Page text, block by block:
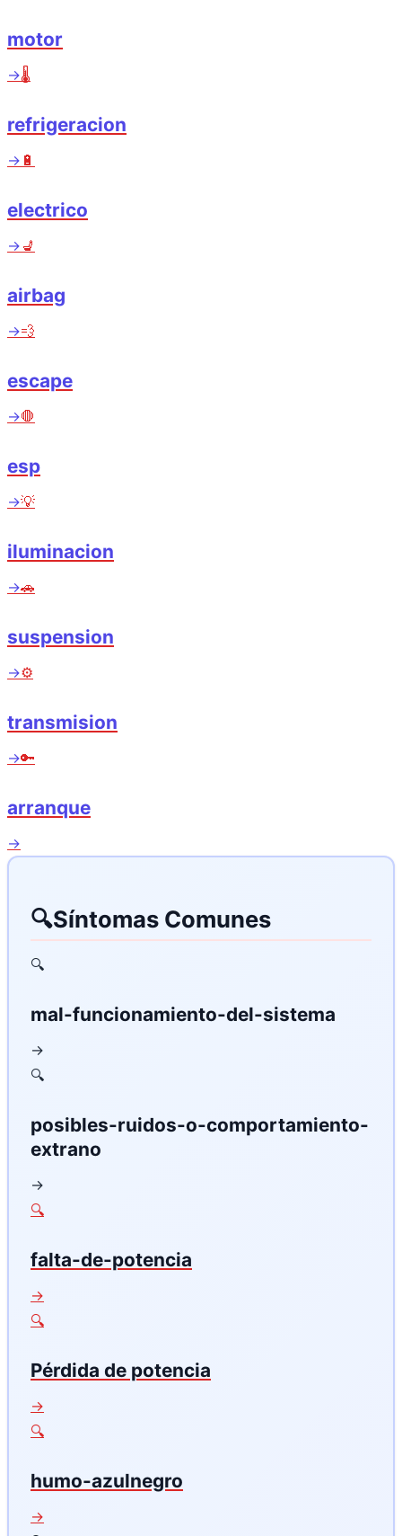
motor
→🌡️
refrigeracion
→ 🔋
electrico
→ 💺
airbag
→💨
escape
→🛑
esp
→💡
iluminacion
→🚗
suspension
→⚙️
transmision
→🔑
arranque
→
🔍Síntomas Comunes
🔍
mal-funcionamiento-del-sistema
→
🔍
posibles-ruidos-o-comportamiento-
extrano
→
🔍
falta-de-potencia
→
🔍
Pérdida de potencia
→
🔍
humo-azulnegro
→